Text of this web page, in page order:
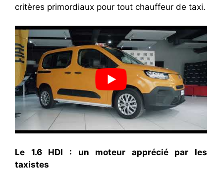
critères primordiaux pour tout chauffeur de taxi.
Le 1.6 HDI : un moteur apprécié par les
taxistes